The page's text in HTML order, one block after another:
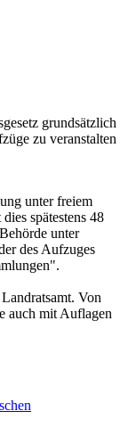
grundsätzlich
zu veranstalten
unter freiem
spätestens 48
unter
des Aufzuges
Von
auch mit Auflagen